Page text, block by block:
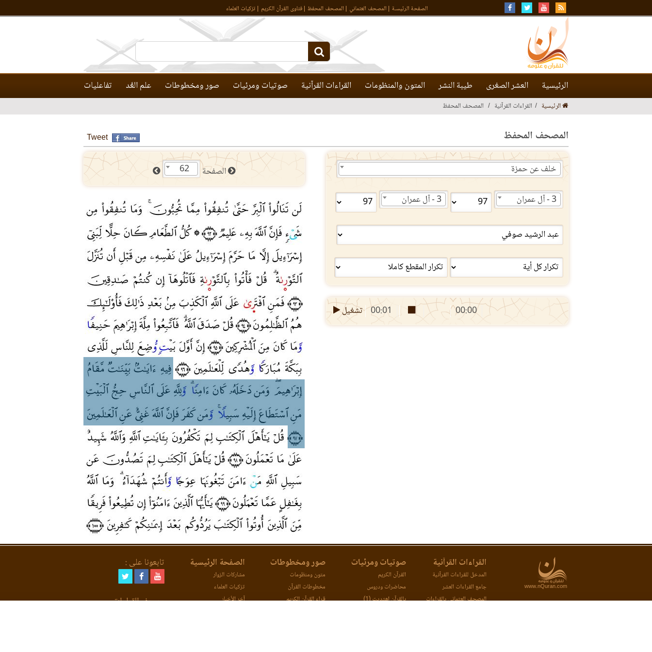
الصفحة الرئيسـة المصحف العثماني المصحف المحفظ فتاوى القرآن الكريم تزكيات العلماء
الرئيسية العشر الصغرى طيبة النشر المتون والمنظومات القراءات القرآنية صوتيات ومرئيات صور ومخطوطات علم العَّد تفاعليات
الرئيسية القراءات القرآنية المصحف المحفظ
المصحف المحفظ Tweet
خلف عن حمزة
3 - آل عمران 3 - آل عمران
00:00
00:01 تشغيل
الصفحة 62
www.nQuran.com
القراءات القرآنية
المدخل للقراءات القرآنية
جامع القراءات العشر
المصحف العثماني بالقراءات
صوتيات ومرئيات
القرآن الكريم
محاضرات ودروس
بالقرآن اهتديت (1)
صور ومخطوطات
متون ومنظومات
مخطوطات القرآن
قراء القرآن الكريم
الصفحة الرئيسية
مشاركات الزوار
تزكيات العلماء
آخر الأخبار
تابعونا على :
مصحف القراءات